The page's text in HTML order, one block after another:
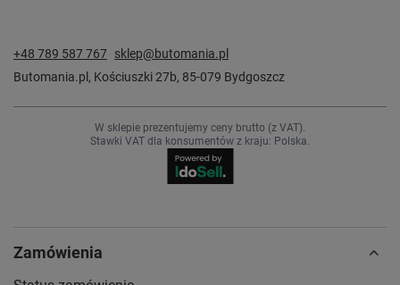
+48 789 587 767 sklep@butomania.pl
Butomania.pl , Kościuszki 27b, 85-079 Bydgoszcz
W sklepie prezentujemy ceny brutto (z VAT).
Stawki VAT dla konsumentów z kraju: Polska.
Zamówienia